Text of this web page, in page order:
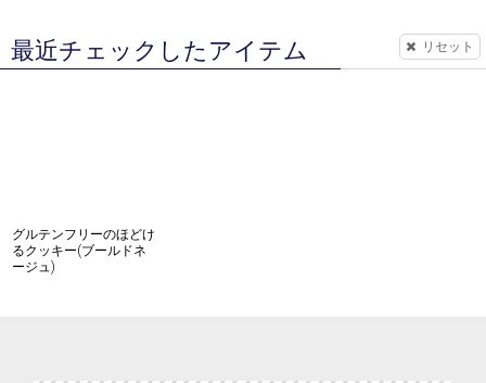
最近チェックしたアイテム リセット
グルテンフリーのほどけ
るクッキー(ブールドネ
ージュ)